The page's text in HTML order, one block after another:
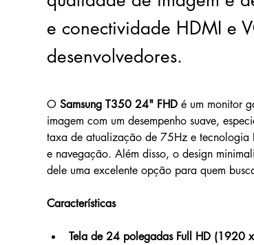
e conectividade HDMI e
desenvolvedores.
O Samsung T350 24" FHD é um monitor
imagem com um desempenho suave,
taxa de atualização de 75Hz e tecnologia
e navegação. Além disso, o design
dele uma excelente opção para quem
Características
Tela de 24 polegadas Full HD (1920